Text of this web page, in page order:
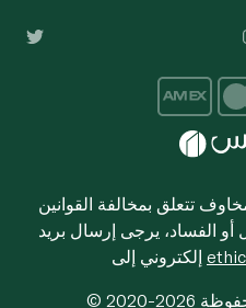
تتعلق بمخالفة القوانين
أو الفساد، يرجى إرسال بريد
محفوظة